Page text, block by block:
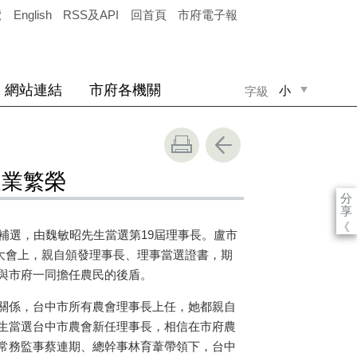
English RSS及API 回首頁 市府電子報
字級 小
網站連結 市府各機關
分
享
《
繁榮
選，由魏敏昭先生當選第19屆理事長。盧市
上，親自頒發理事長、理事當選證書，期
府一同擔任農民的後盾。
係，台中市所有農會理事長上任，她都親自
當選台中市農會新任理事長，相信在市府農
務監事蔡連期、 總幹事林育葦帶領下，台中